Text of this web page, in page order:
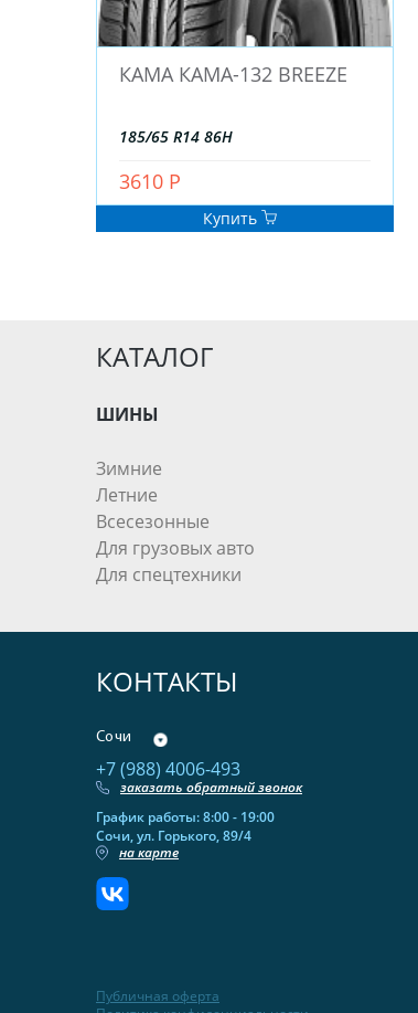
КАМА КАМА-132 BREEZE
185/65 R14 86H
3610 Р
Купить
КАТАЛОГ
ШИНЫ
Зимние
Летние
Всесезонные
Для грузовых авто
Для спецтехники
КОНТАКТЫ
Сочи
+7 (988) 4006-493
заказать обратный звонок
График работы: 8:00 - 19:00
Сочи, ул. Горького, 89/4
на карте
Публичная оферта